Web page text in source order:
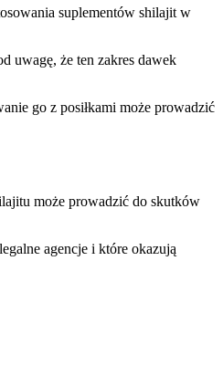
suplementów shilajit w
uwagę, że ten zakres dawek
go z posiłkami może prowadzić
może prowadzić do skutków
agencje i które okazują